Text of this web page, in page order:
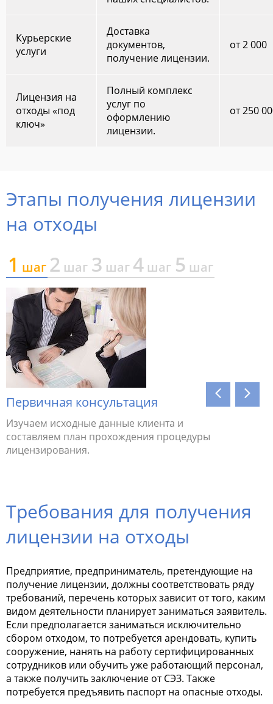
Курьерские
услуги
Доставка
документов,
получение лицензии.
от 2 000
Лицензия на
отходы «под
ключ»
Полный комплекс
услуг по
оформлению
лицензии.
от 250
Этапы получения лицензии
на отходы
1 шаг 2 шаг 3 шаг 4 шаг 5 шаг
Первичная консультация
Изучаем исходные данные клиента и
составляем план прохождения процедуры
лицензирования.
Требования для получения
лицензии на отходы
Предприятие, предприниматель, претендующие на
получение лицензии, должны соответствовать ряду
требований, перечень которых зависит от того, каким
видом деятельности планирует заниматься заявитель.
Если предполагается заниматься исключительно
сбором отходом, то потребуется арендовать, купить
сооружение, нанять на работу сертифицированных
сотрудников или обучить уже работающий персонал,
а также получить заключение от СЭЗ. Также
потребуется предъявить паспорт на опасные отходы.